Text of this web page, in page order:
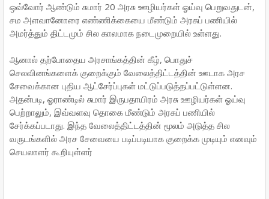
ஒவ்வோர் ஆண்டும் சுமார் 20 அரசு ஊழியர்கள் ஓய்வு பெறுவதுடன்,
சம அளவானோரை எண்ணிக்கையை மீண்டும் அரசுப் பணியில்
அமர்த்தும் திட்டமும் சில காலமாக நடைமுறையில் உள்ளது.
ஆனால் தற்போதைய அரசாங்கத்தின் கீழ், பொதுச்
செலவினங்களைக் குறைக்கும் வேலைத்திட்டத்தின் ஊடாக அரச
சேவைக்கான புதிய ஆட்சேர்ப்புகள் மட்டுப்படுத்தப்பட்டுள்ளன.
அதன்படி, ஓராண்டில் சுமார் இருபதாயிரம் அரசு ஊழியர்கள் ஓய்வு
பெற்றாலும், இவ்வளவு தொகை மீண்டும் அரசுப் பணியில்
சேர்க்கப்படாது. இந்த வேலைத்திட்டத்தின் மூலம் அடுத்த சில
வருடங்களில் அரச சேவையை படிப்படியாக குறைக்க முடியும் எனவும்
செயலாளர் கூறியுள்ளர்